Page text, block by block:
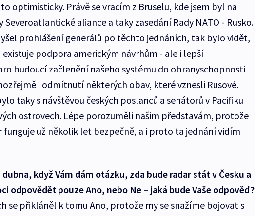
optimisticky. Právě se vracím z Bruselu, kde jsem byl na
Severoatlantické aliance a taky zasedání Rady NATO - Rusko.
prohlášení generálů po těchto jednáních, tak bylo vidět,
existuje podpora americkým návrhům - ale i lepší
budoucí začlenění našeho systému do obranyschopnosti
i odmítnutí některých obav, které vznesli Rusové.
taky s návštěvou českých poslanců a senátorů v Pacifiku
ostrovech. Lépe porozuměli našim představám, protože
funguje už několik let bezpečně, a i proto ta jednání vidím
když Vám dám otázku, zda bude radar stát v Česku a
odpovědět pouze Ano, nebo Ne – jaká bude Vaše odpověď?
se přikláněl k tomu Ano, protože my se snažíme bojovat s